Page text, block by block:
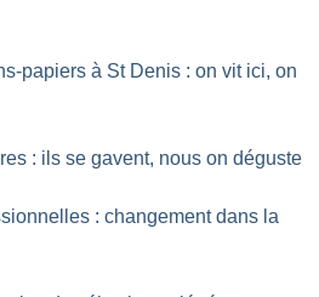
papiers à St Denis : on vit ici, on
: ils se gavent, nous on déguste
: changement dans la